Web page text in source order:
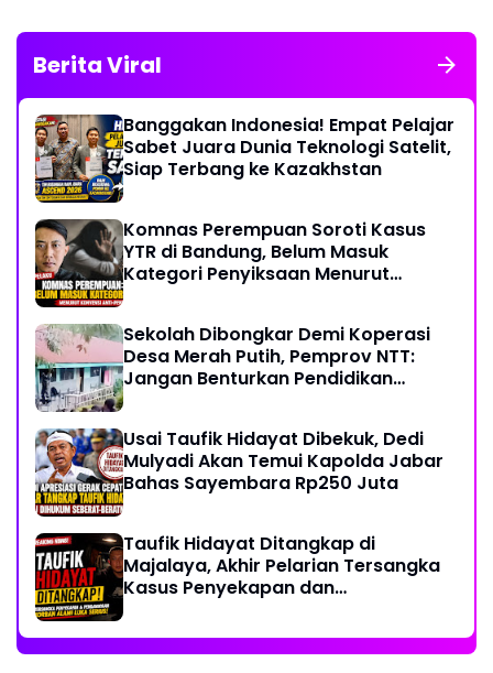
Berita Viral
Banggakan Indonesia! Empat Pelajar
Sabet Juara Dunia Teknologi Satelit,
Siap Terbang ke Kazakhstan
Komnas Perempuan Soroti Kasus
YTR di Bandung, Belum Masuk
Kategori Penyiksaan Menurut
Sekolah Dibongkar Demi Koperasi
Desa Merah Putih, Pemprov NTT:
Jangan Benturkan Pendidikan
Usai Taufik Hidayat Dibekuk, Dedi
Mulyadi Akan Temui Kapolda Jabar
Bahas Sayembara Rp250 Juta
Taufik Hidayat Ditangkap di
Majalaya, Akhir Pelarian Tersangka
Kasus Penyekapan dan